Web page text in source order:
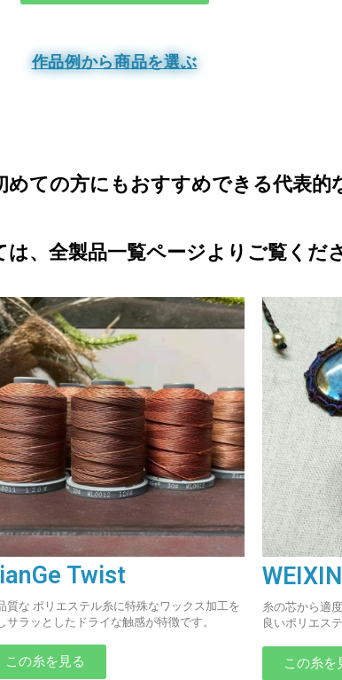
作品例から商品を選ぶ
めての方にもおすすめできる代表的
、全製品一覧ページよりご覧くださ
Twist
質な ポリエステル糸に特殊なワックス加工を
サラッとしたドライな触感が特徴です。
この糸を見る
WEIXIN
糸の芯から適
良いポリエス
この糸を